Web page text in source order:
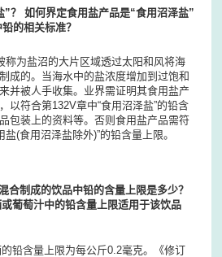
”？ 如何界定食用盐产品是“食用沼泽盐”
的相关标准？
称为盐沼的大片区域透过太阳和风将海
成的。当海水中的盐浓度增加到过饱和
并被人手收集。业界需证明其食用盐产
以符合第132V章中“食用沼泽盐”的铅含
包装上的资料等。否则食用盐产品需符
盐(食用沼泽盐除外)”的铅含量上限。
合制成的饮品中铅的含量上限是多少？
葡萄汁中的铅含量上限适用于该饮品
铅含量上限为每公斤0.2毫克。《修订